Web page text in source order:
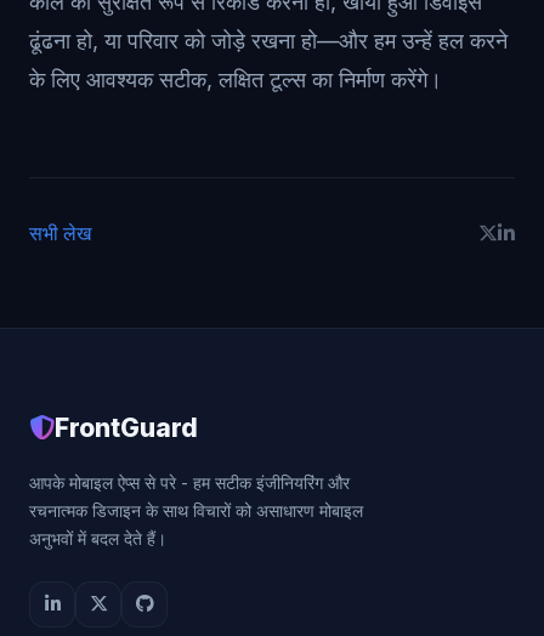
ढूंढना हो, या परिवार को जोड़े रखना हो—और हम उन्हें हल करने
के लिए आवश्यक सटीक, लक्षित टूल्स का निर्माण करेंगे।
सभी लेख
FrontGuard
आपके मोबाइल ऐप्स से परे - हम सटीक इंजीनियरिंग और
रचनात्मक डिजाइन के साथ विचारों को असाधारण मोबाइल
अनुभवों में बदल देते हैं।